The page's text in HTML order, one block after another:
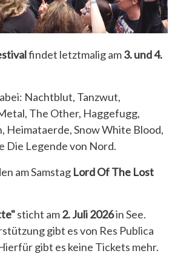
findet letztmalig am3. und 4.
Nachtblut, Tanzwut,
The Other, Haggefugg,
Heimataerde, Snow White Blood,
Die Legende von Nord.
am Samstag Lord Of The Lost
sticht am2. Juli 2026in See.
gibt es von Res Publica
gibt es keine Tickets mehr.